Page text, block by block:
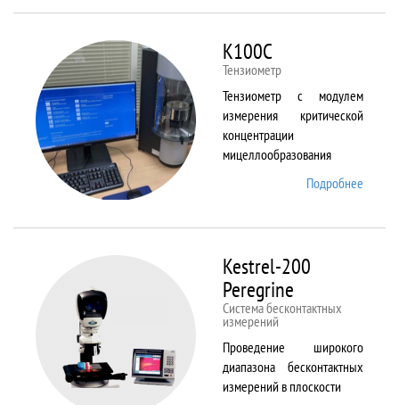
K100C
Тензиометр
Тензиометр с модулем
измерения критической
концентрации
мицеллообразования
Подробнее
Kestrel-200
Peregrine
Система бесконтактных
измерений
Проведение широкого
диапазона бесконтактных
измерений в плоскости